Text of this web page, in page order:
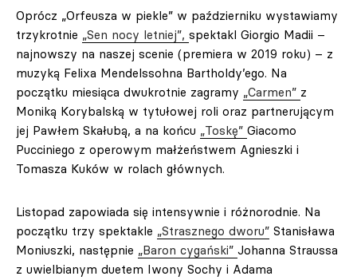
Oprócz „Orfeusza w piekle” w październiku wystawiamy
trzykrotnie „Sen nocy letniej”, spektakl Giorgio Madii –
najnowszy na naszej scenie (premiera w 2019 roku) – z
muzyką Felixa Mendelssohna Bartholdy’ego. Na
początku miesiąca dwukrotnie zagramy „Carmen” z
Moniką Korybalską w tytułowej roli oraz partnerującym
jej Pawłem Skałubą, a na końcu „Toskę” Giacomo
Pucciniego z operowym małżeństwem Agnieszki i
Tomasza Kuków w rolach głównych.
Listopad zapowiada się intensywnie i różnorodnie. Na
początku trzy spektakle „Strasznego dworu” Stanisława
Moniuszki, następnie „Baron cygański” Johanna Straussa
z uwielbianym duetem Iwony Sochy i Adama